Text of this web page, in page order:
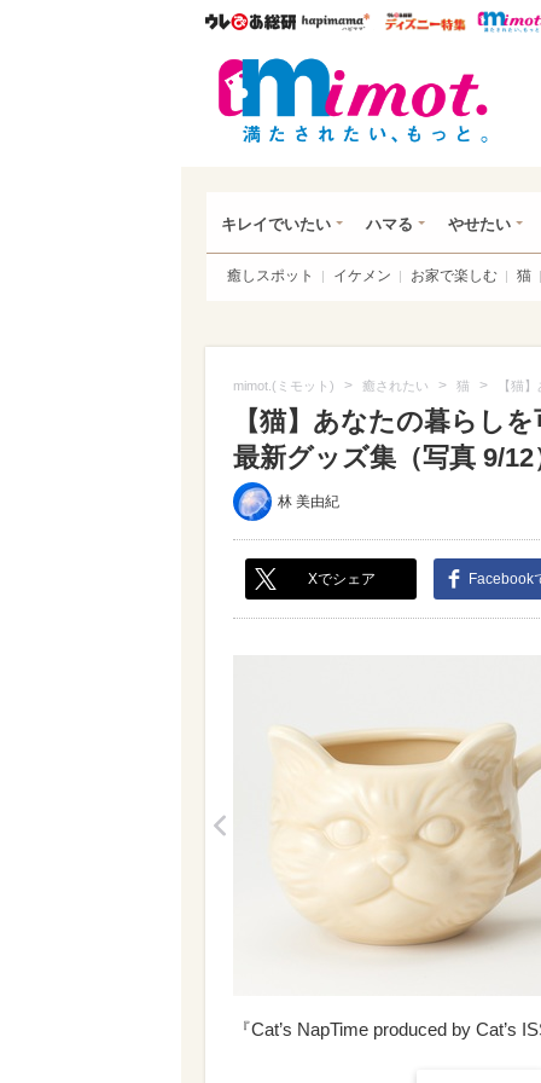
ウレぴあ総研ハピママ*
ウレぴ
キレイでいたい ハマる やせたい
癒しスポット イケメン お家で楽しむ 猫
mimot.(ミモット) > 癒されたい > 猫 > 【猫
【猫】あなたの暮らし
最新グッズ集（写真 9/12
林 美由紀
Xでシェア Facebook
『Cat’s NapTime produced by Cat’s